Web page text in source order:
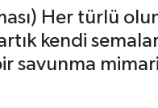
Her türlü
kendi
savunma